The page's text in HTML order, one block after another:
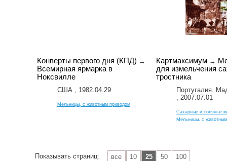
Конверты первого дня (КПД) →
Всемирная ярмарка в
Ноксвилле
США , 1982.04.29
Мельницы, с животным приводом
Картмаксимум →
для измельчения
тростника
Португалия.
, 2007.07.01
Сахарные и соляные
Мельницы, с
Показывать страниц: все 10 25 50 100